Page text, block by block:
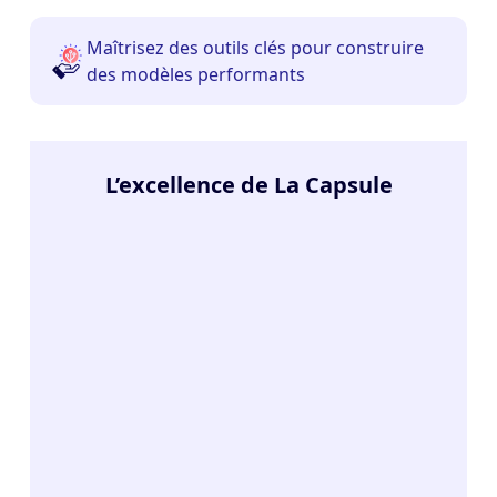
Maîtrisez des outils clés pour construire
des modèles performants
L’excellence de La Capsule